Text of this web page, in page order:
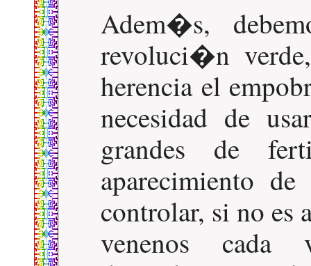
Adem�s,
revoluci�n
herencia el
necesidad de
grandes de
aparecimiento
controlar, si no
venenos cada